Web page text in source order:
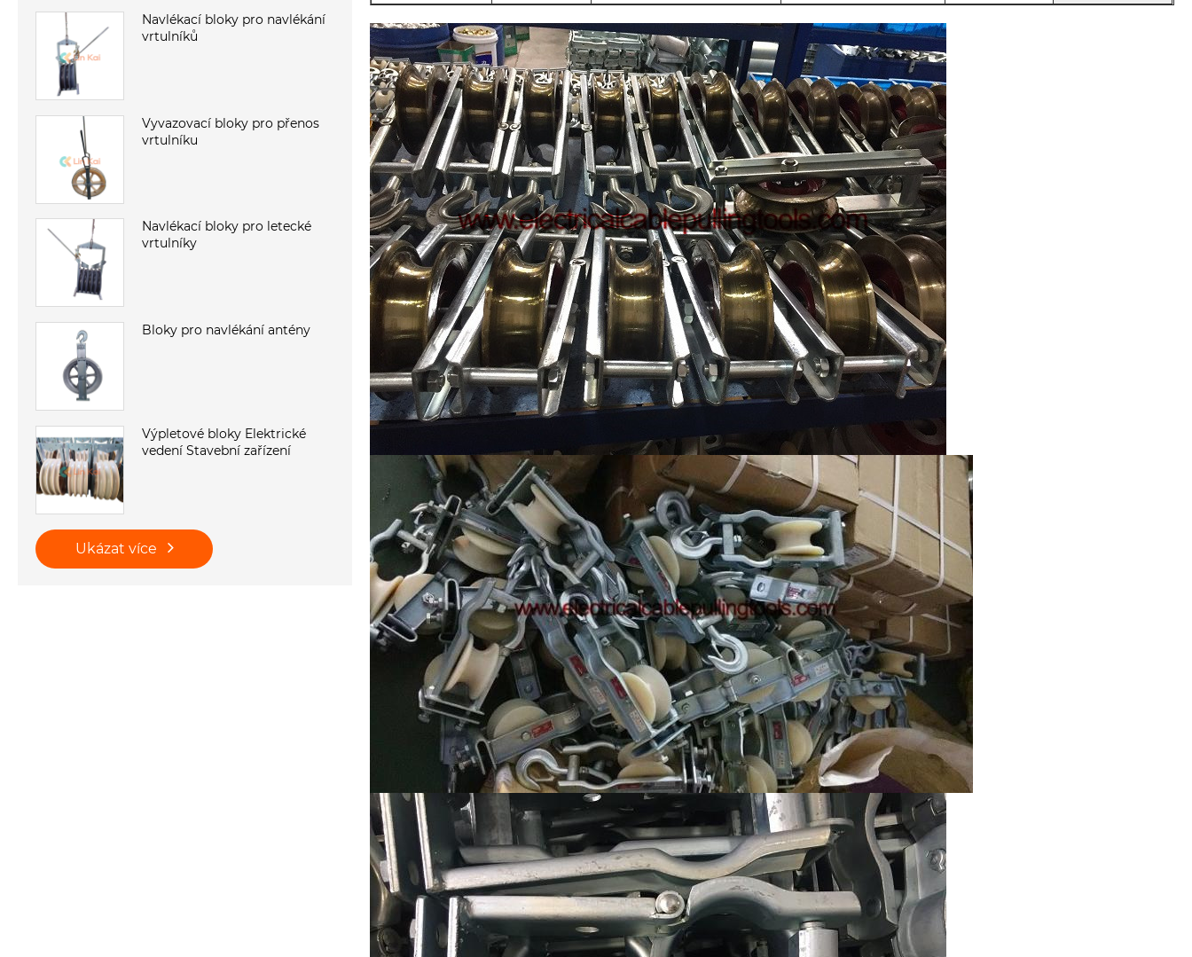
Navlékací bloky pro navlékání
vrtulníků
Vyvazovací bloky pro přenos
vrtulníku
Navlékací bloky pro letecké
vrtulníky
Bloky pro navlékání antény
Výpletové bloky Elektrické
vedení Stavební zařízení
Ukázat více